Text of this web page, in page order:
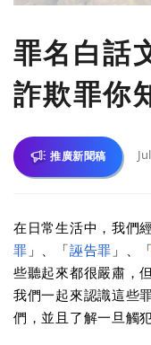
罪名白話
詐欺罪你
推廣新聞稿
在日常生活中，我們
罪」、「誣告罪」、
些聽起來都很嚴肅，
我們一起來認識這些
們，並且了解一旦觸